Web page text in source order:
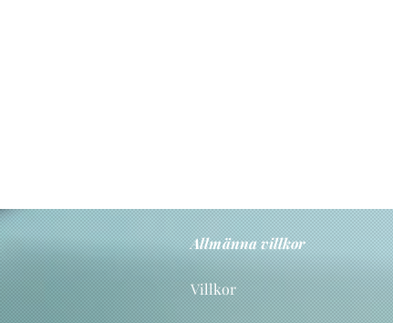
Allmänna villkor
Villkor